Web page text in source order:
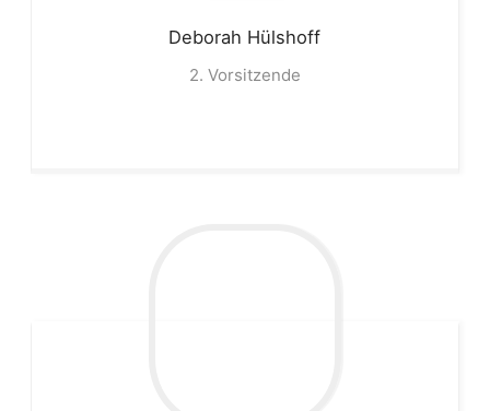
Deborah Hülshoff
2. Vorsitzende